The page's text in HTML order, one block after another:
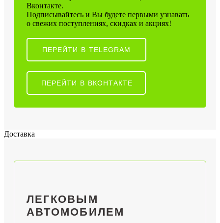
Вконтакте.
Подписывайтесь и Вы будете первыми узнавать
о свежих поступлениях, скидках и акциях!
ПЕРЕЙТИ В TELEGRAM
ПЕРЕЙТИ В ВКОНТАКТЕ
Доставка
ЛЕГКОВЫМ
АВТОМОБИЛЕМ